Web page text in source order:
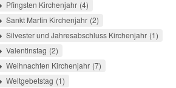
Pfingsten Kirchenjahr 4
Sankt Martin Kirchenjahr 2
Silvester und Jahresabschluss Kirchenjahr 1
Valentinstag 2
Weihnachten Kirchenjahr 7
Weltgebetstag 1